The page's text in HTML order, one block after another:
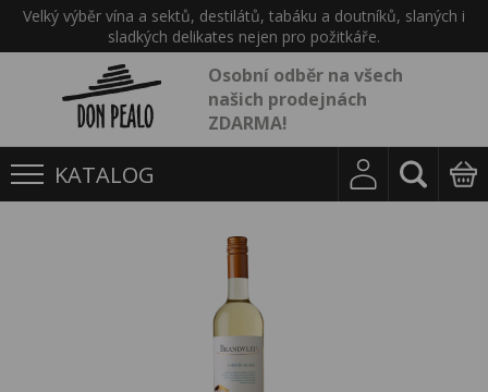
Velký výběr vína a sektů, destilátů, tabáku a doutníků, slaných i
sladkých delikates nejen pro požitkáře.
Osobní odběr na všech
našich prodejnách
ZDARMA!
KATALOG